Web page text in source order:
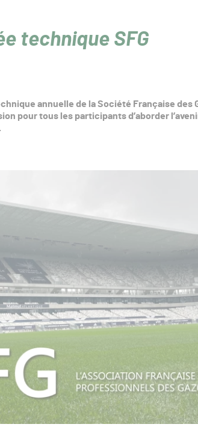
technique SFG
annuelle de la Société Française des
pour tous les participants d’aborder